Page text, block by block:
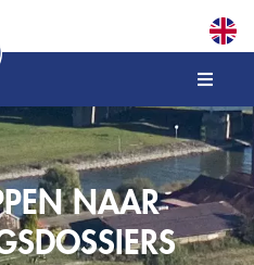
NAAR